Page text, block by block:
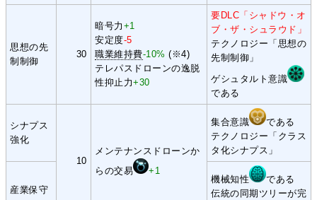
思想の先
制制御
30
暗号力 +1
安定度-5
職業維持費-10% (※4)
テレパスドローンの逸脱
性抑止力+30
要DLC「シャドウ・オ
ブ・ザ・シュラウド」
テクノロジー「思想の
先制制御」
ゲシュタルト意識
である
シナプス
強化
10
メンテナンスドローンか
らの交易
+1
集合意識
である
テクノロジー「クラス
タ化シナプス」
産業保守
機械知性
である
伝統の同期ツリーが完